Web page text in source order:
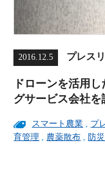
2016.12.5 プレス
ドローンを活用
グサービス会社を
スマート農業 プ
育管理
農薬散布 防災